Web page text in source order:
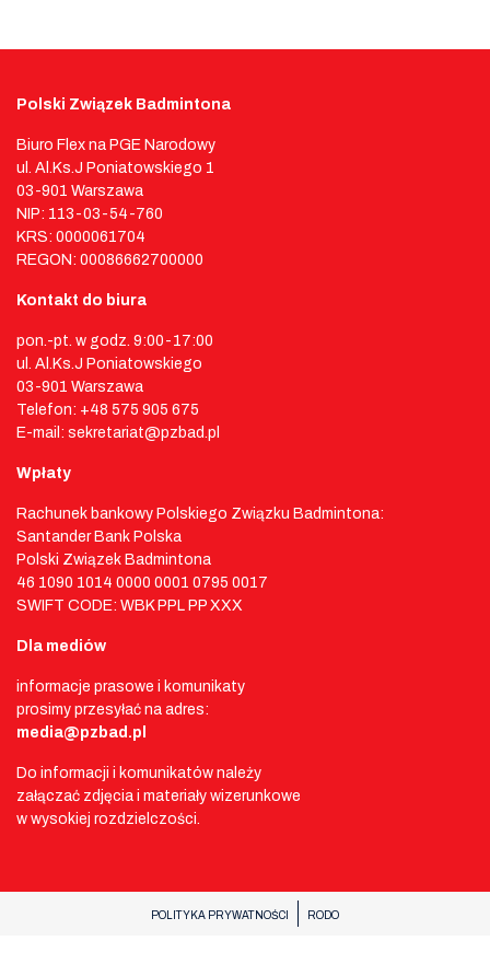
Polski Związek Badmintona
Biuro Flex na PGE Narodowy
ul. Al.Ks.J Poniatowskiego 1
03-901 Warszawa
NIP: 113-03-54-760
KRS: 0000061704
REGON: 00086662700000
Kontakt do biura
pon.-pt. w godz. 9:00-17:00
ul. Al.Ks.J Poniatowskiego
03-901 Warszawa
Telefon: +48 575 905 675
E-mail: sekretariat@pzbad.pl
Wpłaty
Rachunek bankowy Polskiego Związku Badmintona:
Santander Bank Polska
Polski Związek Badmintona
46 1090 1014 0000 0001 0795 0017
SWIFT CODE: WBK PPL PP XXX
Dla mediów
informacje prasowe i komunikaty
prosimy przesyłać na adres:
media@pzbad.pl
Do informacji i komunikatów należy
załączać zdjęcia i materiały wizerunkowe
w wysokiej rozdzielczości.
POLITYKA PRYWATNOŚCI RODO